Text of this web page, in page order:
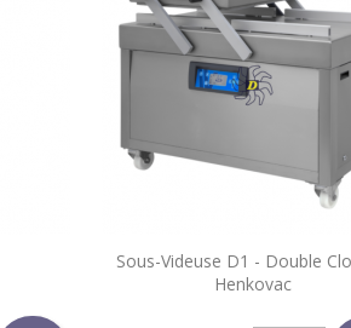
Sous-Videuse D1 - Double
Henkovac
Aperçu rapide